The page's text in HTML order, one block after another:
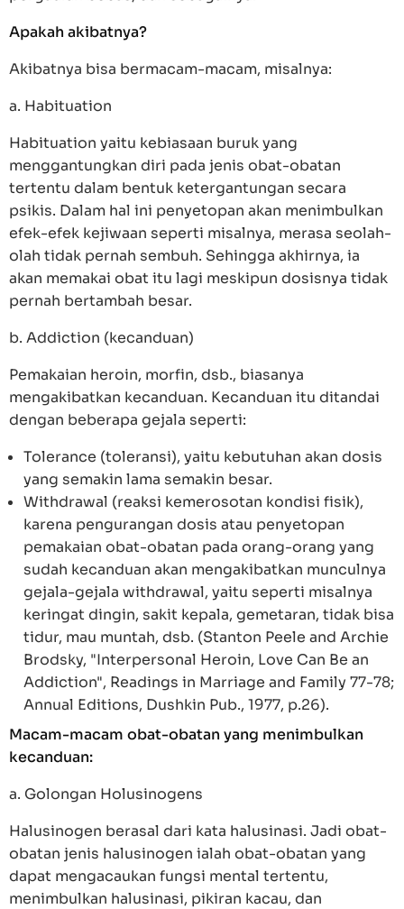
Apakah akibatnya?
Akibatnya bisa bermacam-macam, misalnya:
a. Habituation
Habituation yaitu kebiasaan buruk yang
menggantungkan diri pada jenis obat-obatan
tertentu dalam bentuk ketergantungan secara
psikis. Dalam hal ini penyetopan akan menimbulkan
efek-efek kejiwaan seperti misalnya, merasa seolah-
olah tidak pernah sembuh. Sehingga akhirnya, ia
akan memakai obat itu lagi meskipun dosisnya tidak
pernah bertambah besar.
b. Addiction (kecanduan)
Pemakaian heroin, morfin, dsb., biasanya
mengakibatkan kecanduan. Kecanduan itu ditandai
dengan beberapa gejala seperti:
Tolerance (toleransi), yaitu kebutuhan akan dosis
yang semakin lama semakin besar.
Withdrawal (reaksi kemerosotan kondisi fisik),
karena pengurangan dosis atau penyetopan
pemakaian obat-obatan pada orang-orang yang
sudah kecanduan akan mengakibatkan munculnya
gejala-gejala withdrawal, yaitu seperti misalnya
keringat dingin, sakit kepala, gemetaran, tidak bisa
tidur, mau muntah, dsb. (Stanton Peele and Archie
Brodsky, "Interpersonal Heroin, Love Can Be an
Addiction", Readings in Marriage and Family 77-78;
Annual Editions, Dushkin Pub., 1977, p.26).
Macam-macam obat-obatan yang menimbulkan
kecanduan:
a. Golongan Holusinogens
Halusinogen berasal dari kata halusinasi. Jadi obat-
obatan jenis halusinogen ialah obat-obatan yang
dapat mengacaukan fungsi mental tertentu,
menimbulkan halusinasi, pikiran kacau, dan